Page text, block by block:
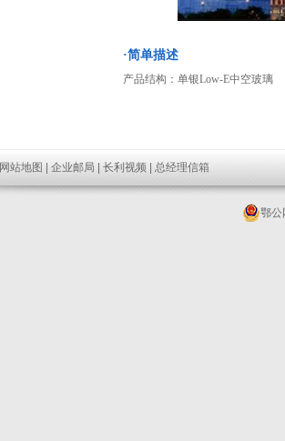
·简单描述
产品结构：单银Low-E中空玻璃
网站地图 企业邮局 长利视频 总经理信箱
鄂公